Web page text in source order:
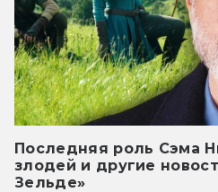
Последняя роль Сэма
злодей и другие
Зельде»